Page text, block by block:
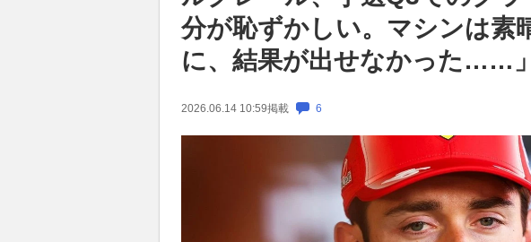
分が恥ずかしい。マシンは素
に、結果が出せなかった……」
2026.06.14 10:59掲載 6